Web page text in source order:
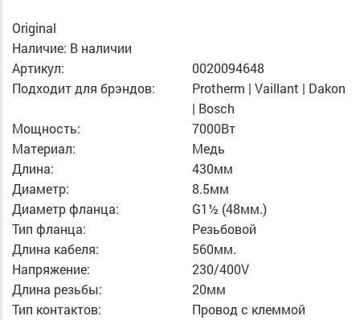
Original
Наличие: В наличии
Артикул:
0020094648
Подходит для брэндов:
Protherm | Vaillant | Dakon
| Bosch
Мощность:
7000Вт
Материал:
Медь
Длина:
430мм
Диаметр:
8.5мм
Диаметр фланца:
G1½ (48мм.)
Тип фланца:
Резьбовой
Длина кабеля:
560мм.
Напряжение:
230/400V
Длина резьбы:
20мм
Тип контактов:
Провод с клеммой